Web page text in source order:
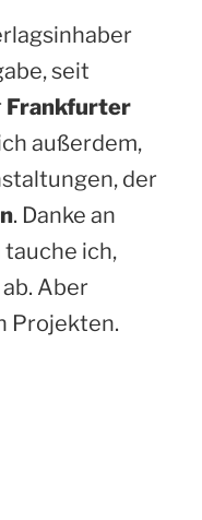
seit
Frankfurter
außerdem,
der
. Danke an
tauche ich,
Aber
Projekten.